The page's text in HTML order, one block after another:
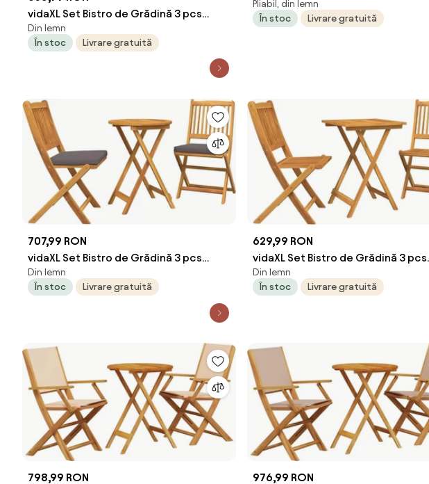
vidaXL Set Bistro de Grădină 3 pcs
Maro Lemn Solid de Acacia
Din lemn
În stoc
Livrare gratuită
Lemn Solid de Acacia
Pliabil, din lemn
În stoc
Livrare gratuită
707,99 RON
vidaXL Set Bistro de Grădină 3 pcs
Maro Lemn Solid de Acacia
Din lemn
În stoc
Livrare gratuită
629,99 RON
vidaXL Set Bistro de Grădină 3 pcs
Maro Lemn Solid de Acacia
Din lemn
În stoc
Livrare gratuită
798,99 RON
976,99 RON